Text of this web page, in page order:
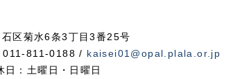
区菊水6条3丁目3番25号
011-811-0188 / kaisei01@opal.plala.or.jp
：土曜日・日曜日